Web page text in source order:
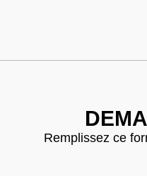
Remplissez ce